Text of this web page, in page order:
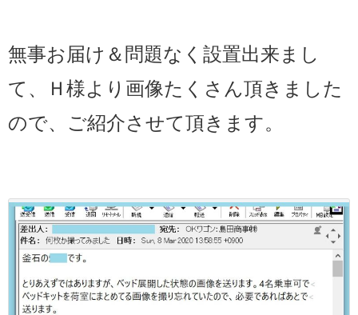
無事お届け＆問題なく設置出来まし
て、Ｈ様より画像たくさん頂きました
ので、ご紹介させて頂きます。